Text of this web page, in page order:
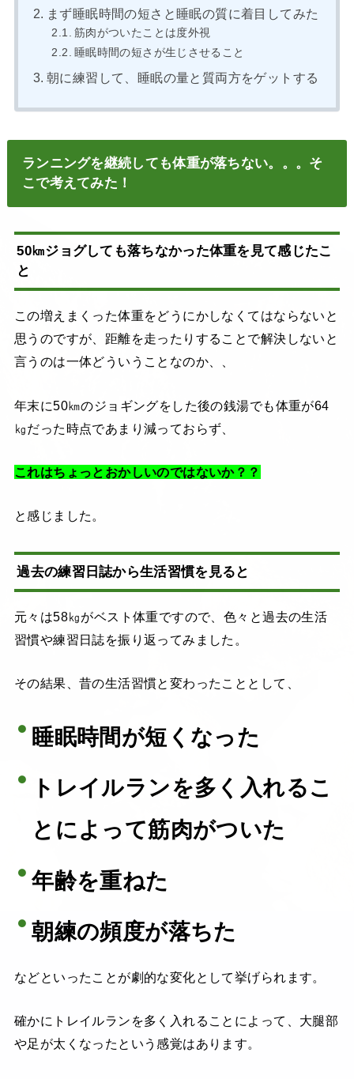
まず睡眠時間の短さと睡眠の質に着目してみた
筋肉がついたことは度外視
睡眠時間の短さが生じさせること
朝に練習して、睡眠の量と質両方をゲットする
ランニングを継続しても体重が落ちない。。。そ
こで考えてみた！
50㎞ジョグしても落ちなかった体重を見て感じたこ
と
この増えまくった体重をどうにかしなくてはならないと
思うのですが、距離を走ったりすることで解決しないと
言うのは一体どういうことなのか、、
年末に50㎞のジョギングをした後の銭湯でも体重が64
㎏だった時点であまり減っておらず、
これはちょっとおかしいのではないか？？
と感じました。
過去の練習日誌から生活習慣を見ると
元々は58㎏がベスト体重ですので、色々と過去の生活
習慣や練習日誌を振り返ってみました。
その結果、昔の生活習慣と変わったこととして、
睡眠時間が短くなった
トレイルランを多く入れるこ
とによって筋肉がついた
年齢を重ねた
朝練の頻度が落ちた
などといったことが劇的な変化として挙げられます。
確かにトレイルランを多く入れることによって、大腿部
や足が太くなったという感覚はあります。